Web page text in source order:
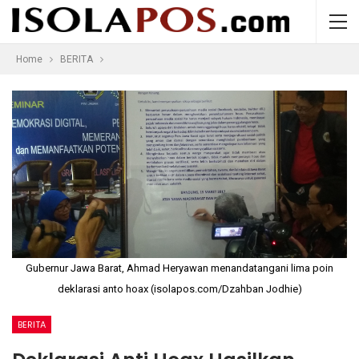
Home BERITA
Gubernur Jawa Barat, Ahmad Heryawan menandatangani lima poin
deklarasi anto hoax (isolapos.com/Dzahban Jodhie)
BERITA